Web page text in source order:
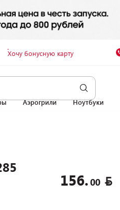
Хочу бонусную карту
Аэрогрили Ноутбуки
156.00